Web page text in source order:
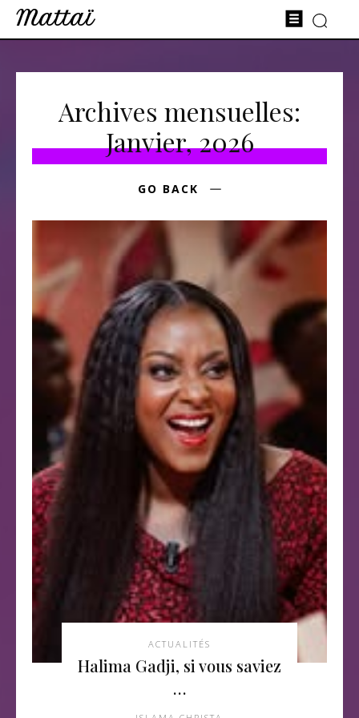
Mattaï
Archives mensuelles:
Janvier, 2026
GO BACK
ACTUALITÉS
Halima Gadji, si vous saviez
…